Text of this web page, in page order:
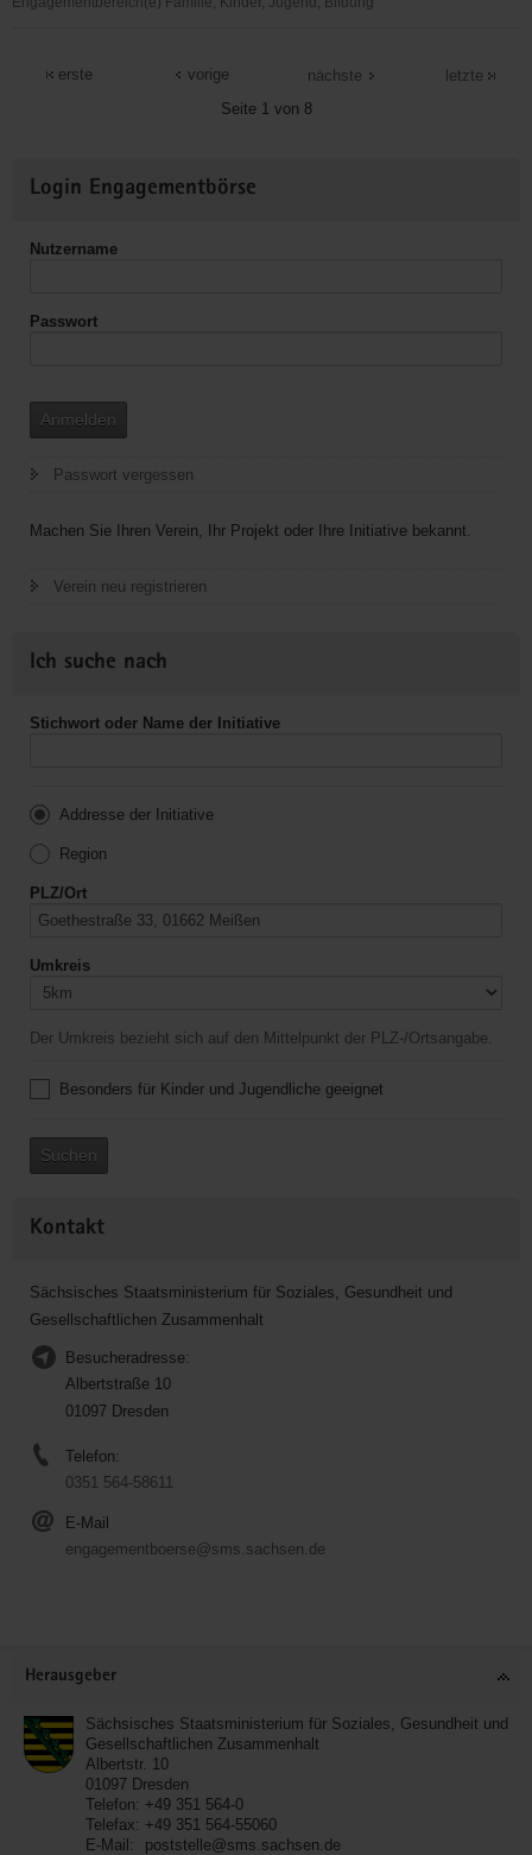
erste
vorige
Seite 1 von 8
nächste letzte
Informationen
Login Engagementbörse
Nutzername
Passwort
Anmelden
Passwort vergessen
Machen Sie Ihren Verein, Ihr Projekt oder Ihre Initiative bekannt.
Verein neu registrieren
Ich suche nach
Stichwort oder Name der Initiative
Addresse der Initiative
Region
PLZ/Ort
Umkreis
Der Umkreis bezieht sich auf den Mittelpunkt der PLZ-/Ortsangabe.
Besonders für Kinder und Jugendliche geeignet
Suchen
Kontakt
Sächsisches Staatsministerium für Soziales, Gesundheit und
Gesellschaftlichen Zusammenhalt
Besucheradresse:
Albertstraße 10
01097 Dresden
Telefon:
0351 564-58611
E-Mail
engagementboerse@sms.sachsen.de
Herausgeber
Sächsisches Staatsministerium für Soziales, Gesundheit und
Gesellschaftlichen Zusammenhalt
Albertstr. 10
01097 Dresden
Telefon: +49 351 564-0
Telefax: +49 351 564-55060
E-Mail:
poststelle@sms.sachsen.de